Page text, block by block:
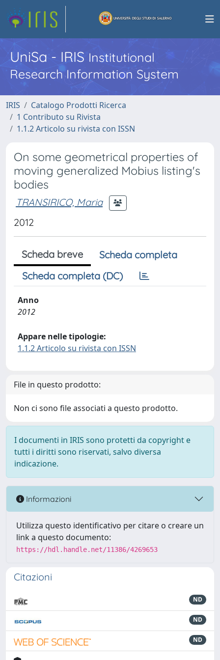
UniSa - IRISInstitutional
Research Information System
IRIS
Catalogo Prodotti Ricerca
1 Contributo su Rivista
1.1.2 Articolo su rivista con ISSN
On some geometrical properties of
moving generalized Mobius listing's
bodies
TRANSIRICO, Maria
2012
Scheda breve
Scheda completa
Scheda completa (DC)
Anno
2012
Appare nelle tipologie:
1.1.2 Articolo su rivista con ISSN
File in questo prodotto:
Non ci sono file associati a questo prodotto.
I documenti in IRIS sono protetti da copyright e
tutti i diritti sono riservati, salvo diversa
indicazione.
Informazioni
Utilizza questo identificativo per citare o creare un
link a questo documento:
https://hdl.handle.net/11386/4269653
Citazioni
ND
ND
ND